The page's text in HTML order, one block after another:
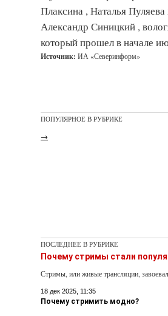
Плаксина , Наталья
Александр Синицкий ,
который прошел в начале
Источник: ИА «Северинформ»
ПОПУЛЯРНОЕ В РУБРИКЕ
→
ПОСЛЕДНЕЕ В РУБРИКЕ
Почему стримы стали
Стримы, или живые трансляции,
18 дек 2025, 11:35
Почему стримить модно?